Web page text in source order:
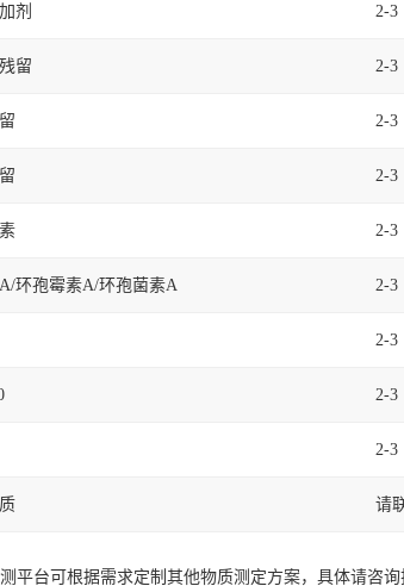
剂 2-3
留 2-3
2-3
2-3
2-3
环孢霉素A/环孢菌素A 2-3
2-3
2-3
2-3
请
平台可根据需求定制其他物质测定方案，具体请咨询